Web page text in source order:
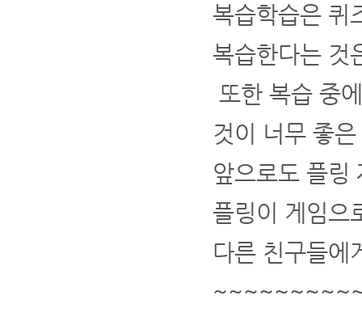
복습학습은 퀴
복습한다는 것
또한 복습 중
것이 너무 좋
앞으로도 플링
플링이 게임
다른 친구들에